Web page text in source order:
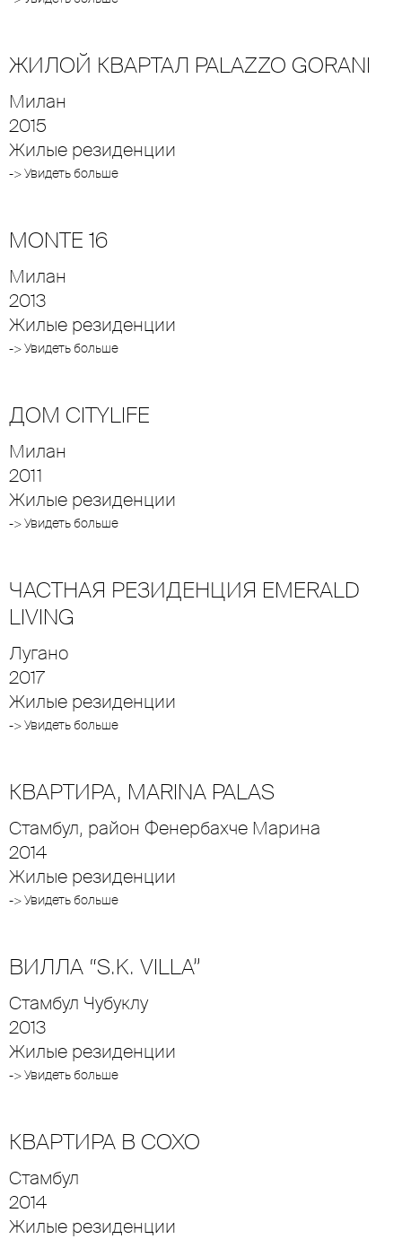
ЖИЛОЙ КВАРТАЛ PALAZZO GORANI
Милан
2015
Жилые резиденции
-> Увидеть больше
MONTE 16
Милан
2013
Жилые резиденции
-> Увидеть больше
ДОМ CITYLIFE
Милан
2011
Жилые резиденции
-> Увидеть больше
ЧАСТНАЯ РЕЗИДЕНЦИЯ EMERALD
LIVING
Лугано
2017
Жилые резиденции
-> Увидеть больше
КВАРТИРА, MARINA PALAS
Стамбул, район Фенербахче Марина
2014
Жилые резиденции
-> Увидеть больше
ВИЛЛА “S.K. VILLA”
Стамбул Чубуклу
2013
Жилые резиденции
-> Увидеть больше
КВАРТИРА В СОХО
Стамбул
2014
Жилые резиденции